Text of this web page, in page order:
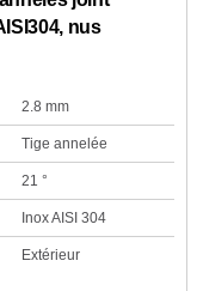
nus
2.8 mm
Tige annelée
21 °
Inox AISI 304
Extérieur